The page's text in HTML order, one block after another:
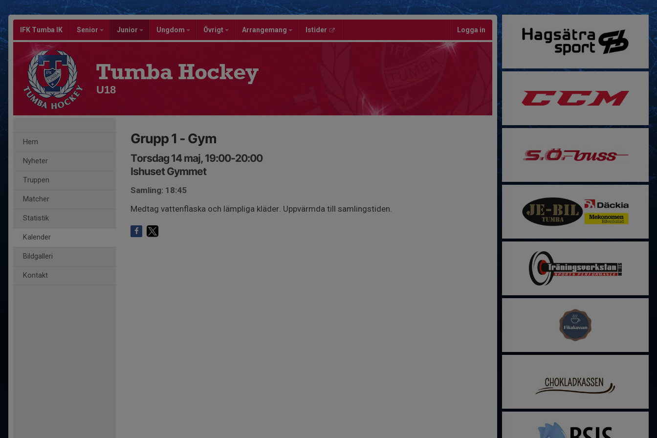
IFK Tumba IK Senior Junior Ungdom Övrigt Arrangemang Istider Logga in
Tumba Hockey
U18
Hem
Nyheter
Truppen
Matcher
Statistik
Kalender
Bildgalleri
Kontakt
Grupp 1 - Gym
Torsdag 14 maj, 19:00-20:00
Ishuset Gymmet
Samling: 18:45
Medtag vattenflaska och lämpliga kläder. Uppvärmda till samlingstiden.